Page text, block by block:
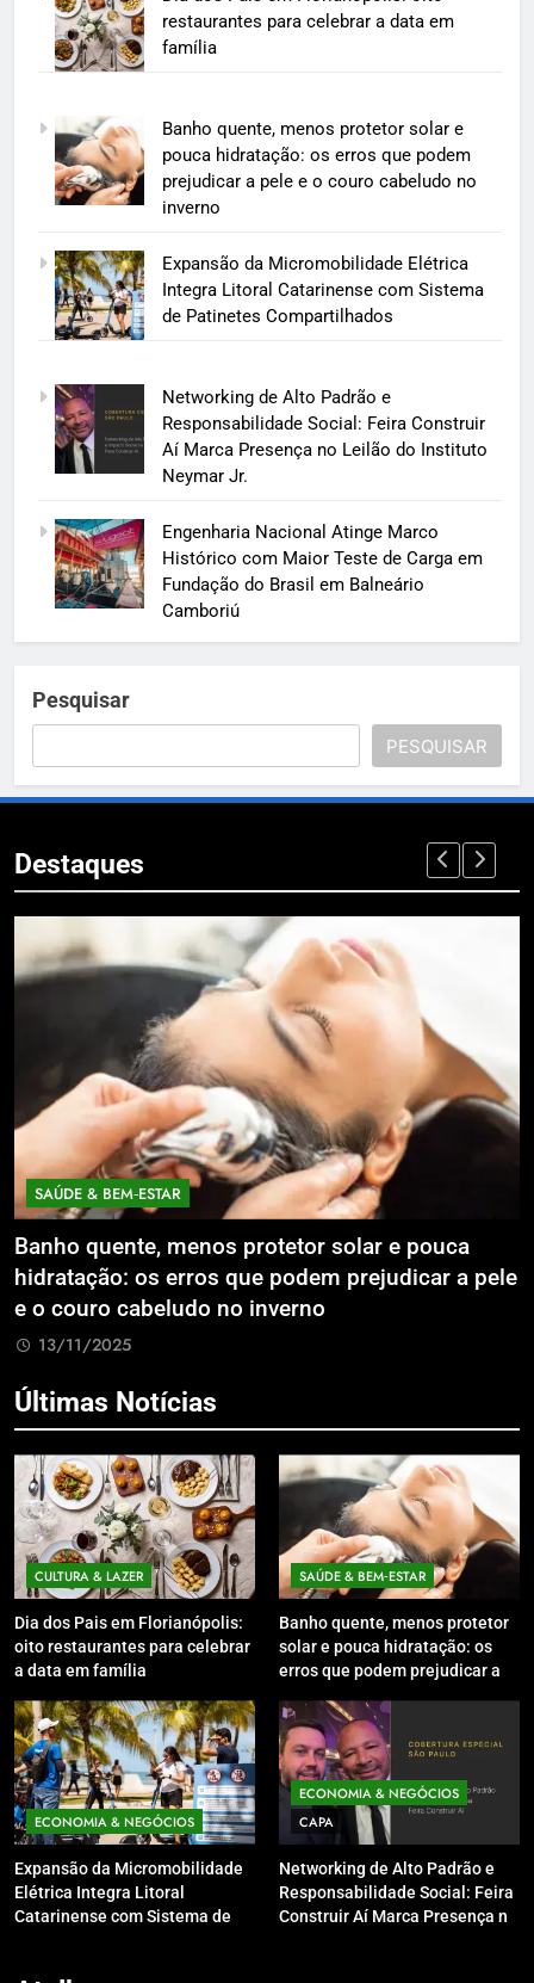
restaurantes para celebrar a data em
família
Banho quente, menos protetor solar e
pouca hidratação: os erros que podem
prejudicar a pele e o couro cabeludo no
inverno
Expansão da Micromobilidade Elétrica
Integra Litoral Catarinense com Sistema
de Patinetes Compartilhados
Networking de Alto Padrão e
Responsabilidade Social: Feira Construir
Aí Marca Presença no Leilão do Instituto
Neymar Jr.
Engenharia Nacional Atinge Marco
Histórico com Maior Teste de Carga em
Fundação do Brasil em Balneário
Camboriú
Pesquisar
PESQUISAR
Destaques
SAÚDE & BEM‑ESTAR
Banho quente, menos protetor solar e pouca
hidratação: os erros que podem prejudicar a pele
e o couro cabeludo no inverno
13/11/2025
Últimas Notícias
CULTURA & LAZER
Dia dos Pais em Florianópolis:
oito restaurantes para celebrar
a data em família
SAÚDE & BEM‑ESTAR
Banho quente, menos protetor
solar e pouca hidratação: os
erros que podem prejudicar a
inverno
ECONOMIA & NEGÓCIOS
Expansão da Micromobilidade
Elétrica Integra Litoral
Catarinense com Sistema de
ECONOMIA & NEGÓCIOS
CAPA
Networking de Alto Padrão e
Responsabilidade Social: Feira
Construir Aí Marca Presença no